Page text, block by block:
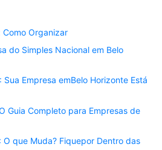
Como Organizar
do Simples Nacional em Belo
Empresa emBelo Horizonte Está
Guia Completo para Empresas de
que Muda? Fiquepor Dentro das